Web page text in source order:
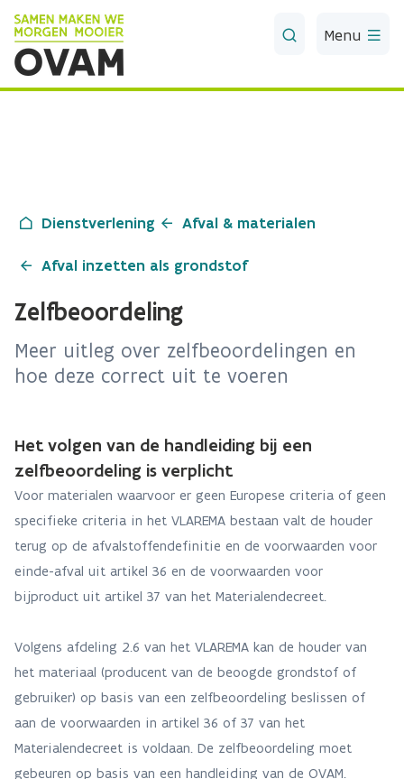
Skip to Main Content
Menu
Dienstverlening Afval & materialen
Afval inzetten als grondstof
Zelfbeoordeling
Meer uitleg over zelfbeoordelingen en
hoe deze correct uit te voeren
Het volgen van de handleiding bij een
zelfbeoordeling is verplicht
Voor materialen waarvoor er geen Europese criteria of geen
specifieke criteria in het VLAREMA bestaan valt de houder
terug op de afvalstoffendefinitie en de voorwaarden voor
einde-afval uit artikel 36 en de voorwaarden voor
bijproduct uit artikel 37 van het Materialendecreet.
Volgens afdeling 2.6 van het VLAREMA kan de houder van
het materiaal (producent van de beoogde grondstof of
gebruiker) op basis van een zelfbeoordeling beslissen of
aan de voorwaarden in artikel 36 of 37 van het
Materialendecreet is voldaan. De zelfbeoordeling moet
gebeuren op basis van een handleiding van de OVAM.